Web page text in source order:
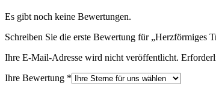
Es gibt noch keine Bewertungen.
Schreiben Sie die erste Bewertung für „Herzförmiges
Ihre E-Mail-Adresse wird nicht veröffentlicht.
Ihre Bewertung *